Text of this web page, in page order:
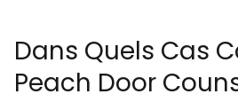
Dans Quels Cas
Peach Door